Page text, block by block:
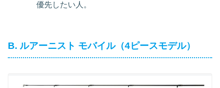
優先したい人。
B. ルアーニスト モバイル（4ピースモデル）